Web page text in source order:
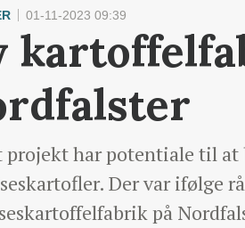
01-11-2023 09:39
projekt har potentiale til
Der var ifølge
på